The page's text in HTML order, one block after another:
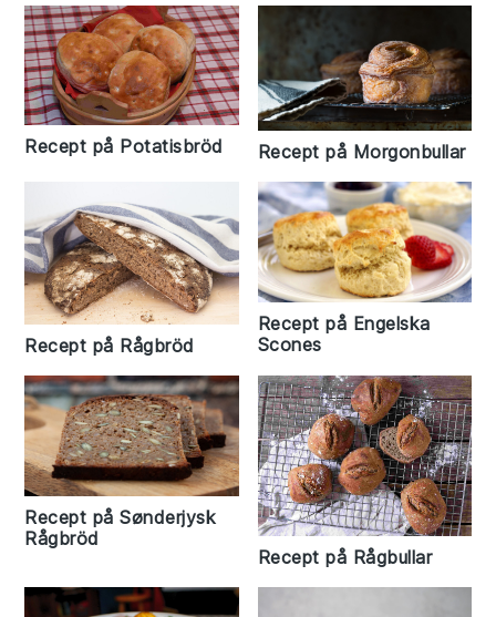
Recept på Potatisbröd Recept på Morgonbullar
Recept på Rågbröd
Recept på Engelska
Scones
Recept på Sønderjysk
Rågbröd
Recept på Rågbullar